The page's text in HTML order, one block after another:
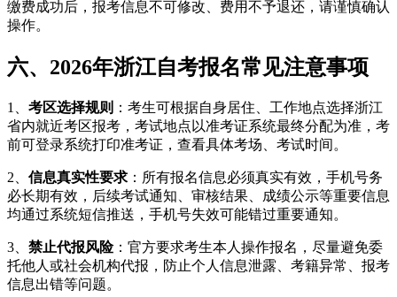
缴费成功后，报考信息不可修改、费用不予退还，请谨慎确认
操作。
六、2026年浙江自考报名常见注意事项
1、 考区选择规则 ：考生可根据自身居住、工作地点选择浙江
省内就近考区报考，考试地点以准考证系统最终分配为准，考
前可登录系统打印准考证，查看具体考场、考试时间。
2、 信息真实性要求 ：所有报名信息必须真实有效，手机号务
必长期有效，后续考试通知、审核结果、成绩公示等重要信息
均通过系统短信推送，手机号失效可能错过重要通知。
3、 禁止代报风险：官方要求考生本人操作报名，尽量避免委
托他人或社会机构代报，防止个人信息泄露、考籍异常、报考
信息出错等问题。